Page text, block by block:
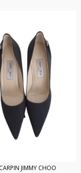
JIMMY CHOO